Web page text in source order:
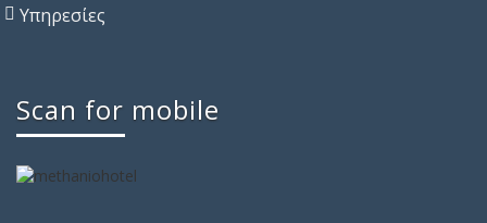
Υπηρεσίες
Scan for mobile